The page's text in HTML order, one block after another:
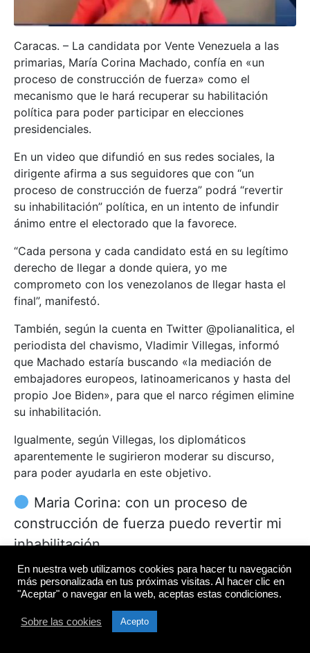
Caracas. – La candidata por Vente Venezuela a las
primarias, María Corina Machado, confía en «un
proceso de construcción de fuerza» como el
mecanismo que le hará recuperar su habilitación
política para poder participar en elecciones
presidenciales.
En un video que difundió en sus redes sociales, la
dirigente afirma a sus seguidores que con “un
proceso de construcción de fuerza” podrá “revertir
su inhabilitación” política, en un intento de infundir
ánimo entre el electorado que la favorece.
“Cada persona y cada candidato está en su legítimo
derecho de llegar a donde quiera, yo me
comprometo con los venezolanos de llegar hasta el
final”, manifestó.
También, según la cuenta en Twitter @polianalitica, el
periodista del chavismo, Vladimir Villegas, informó
que Machado estaría buscando «la mediación de
embajadores europeos, latinoamericanos y hasta del
propio Joe Biden», para que el narco régimen elimine
su inhabilitación.
Igualmente, según Villegas, los diplomáticos
aparentemente le sugirieron moderar su discurso,
para poder ayudarla en este objetivo.
Maria Corina: con un proceso de
construcción de fuerza puedo revertir mi
inhabilitación.
“Cada persona y cada candidato está
en su legítimo derecho de llegar a donde
quiera, yo me comprometo con los
En nuestra web utilizamos cookies para hacer tu navegación
más personalizada en tus próximas visitas. Al hacer clic en
"Aceptar" o navegar en la web, aceptas estas condiciones.
Sobre las cookies Acepto